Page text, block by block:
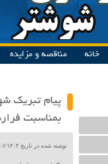
خانه مناقصه و مزایده
پیام تبریک
بمناسبت
نوشته شده در تاریخ ۳۱/۰۶/۱۴۰۴ ساعت ۰۳:۵۸ |